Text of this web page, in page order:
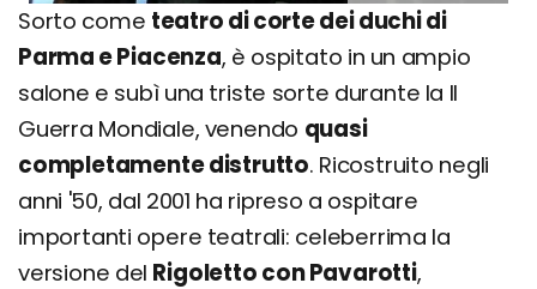
Sorto come teatro di corte dei duchi di
Parma e Piacenza, è ospitato in un ampio
salone e subì una triste sorte durante la II
Guerra Mondiale, venendo quasi
completamente distrutto. Ricostruito negli
anni '50, dal 2001 ha ripreso a ospitare
importanti opere teatrali: celeberrima la
versione del Rigoletto con Pavarotti,